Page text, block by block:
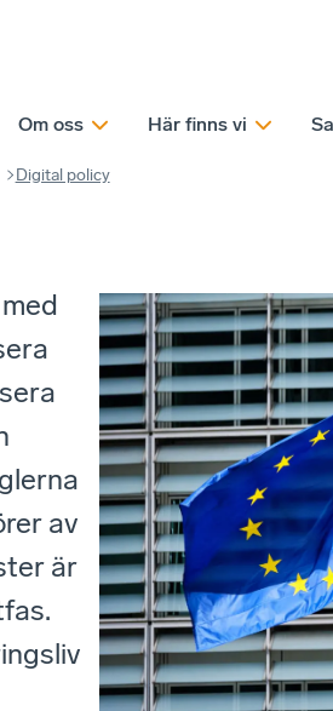
Om oss Här finns vi
Digital policy
av
är